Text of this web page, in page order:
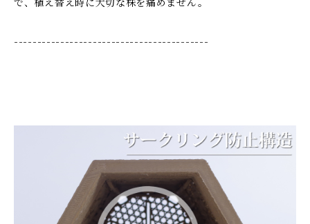
で、植え替え時に大切な株を痛めません。
------------------------------------------